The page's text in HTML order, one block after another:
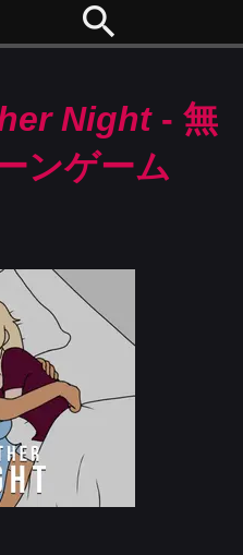
search
Night- 無
ンゲーム